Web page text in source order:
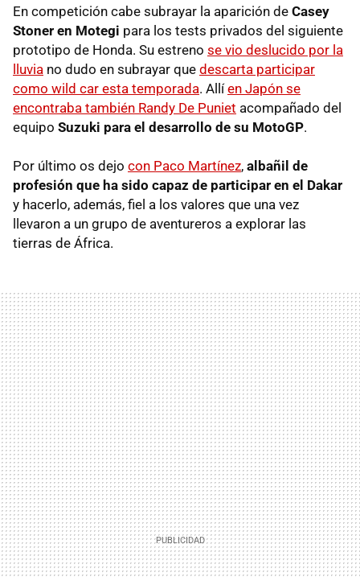
En competición cabe subrayar la aparición de Casey
Stoner en Motegi para los tests privados del siguiente
prototipo de Honda. Su estreno se vio deslucido por la
lluvia no dudo en subrayar que descarta participar
como wild car esta temporada. Allíen Japón se
encontraba también Randy De Puniet acompañado del
equipo Suzuki para el desarrollo de su MotoGP.
Por último os dejo con Paco Martínez, albañil de
profesión que ha sido capaz de participar en el Dakar
y hacerlo, además, fiel a los valores que una vez
llevaron a un grupo de aventureros a explorar las
tierras de África.